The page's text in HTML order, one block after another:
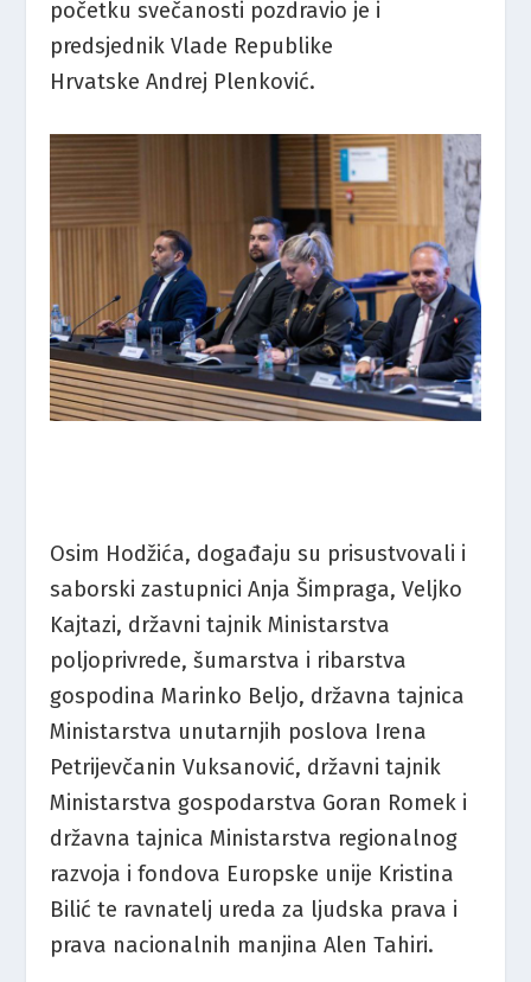
početku svečanosti pozdravio je i
predsjednik Vlade Republike
Hrvatske Andrej Plenković.
Osim Hodžića, događaju su prisustvovali i
saborski zastupnici Anja Šimpraga, Veljko
Kajtazi, državni tajnik Ministarstva
poljoprivrede, šumarstva i ribarstva
gospodina Marinko Beljo, državna tajnica
Ministarstva unutarnjih poslova Irena
Petrijevčanin Vuksanović, državni tajnik
Ministarstva gospodarstva Goran Romek i
državna tajnica Ministarstva regionalnog
razvoja i fondova Europske unije Kristina
Bilić te ravnatelj ureda za ljudska prava i
prava nacionalnih manjina Alen Tahiri.